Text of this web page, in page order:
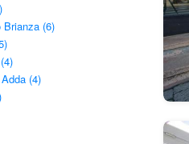
Brianza (6)
(4)